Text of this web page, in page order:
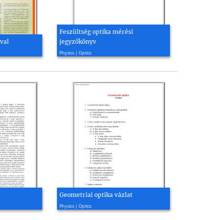
Feszültség optika mérési
jegyzőkönyv
Physics | Optics
Geometriai optika vázlat
Physics | Optics